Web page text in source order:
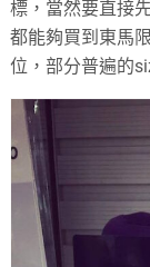
標，當然要直接
都能夠買到東馬
位，部分普遍的